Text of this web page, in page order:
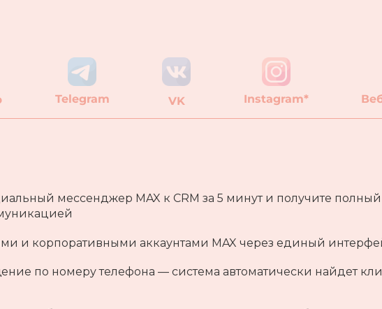
Telegram VK Instagram*
мессенджер MAX к CRM за 5 минут и получите полный
и корпоративными аккаунтами MAX через единый
по номеру телефона — система автоматически найдет